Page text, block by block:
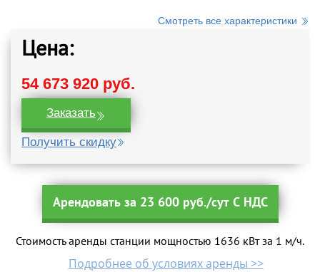
Смотреть все характеристики
Цена:
54 673 920 руб.
Заказать
Получить скидку
Арендовать за 23 600 руб./сут С НДС
Стоимость аренды станции мощностью 1636 кВт за 1 м/ч.
Подробнее об условиях аренды >>